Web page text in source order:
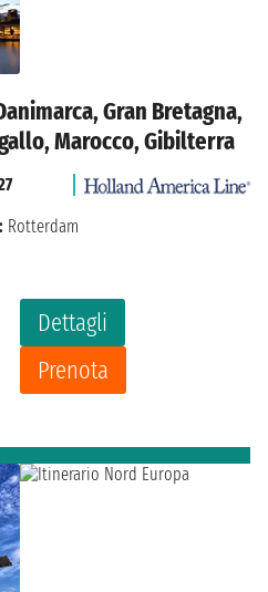
Gran Bretagna,
Marocco, Gibilterra
Dettagli
Prenota
Rotterdam